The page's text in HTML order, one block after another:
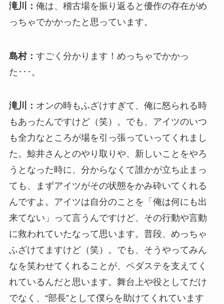
滝川： 俺は、稽古場を振り返ると優作の存在がめ
っちゃでかかったと思っています。
島村： すごく分かります！めっちゃでかかっ
た･･･。
滝川： オンの時もふざけすぎて、俺に怒られる時
もあったんですけど（笑）。でも、アイツのいつ
も全力なところが場を引っ張っていってくれまし
た。鯨井さんとのやり取りや、新しいことをやろ
うとなった時に、分からなくて誰かが立ち止まっ
ても、まずアイツがその状態をかみ砕いてくれる
んですよ。アイツは自分のことを「俺は何にも出
来てない」って言うんですけど、その行動や言動
に救われていたなって思います。普段、めっちゃ
ふざけてますけど（笑）。でも、そうやってみん
なを笑わせてくれることが、ペダステを支えてく
れているんだと思います。舞台上や役としてだけ
でなく、“部長”として僕らを助けてくれています